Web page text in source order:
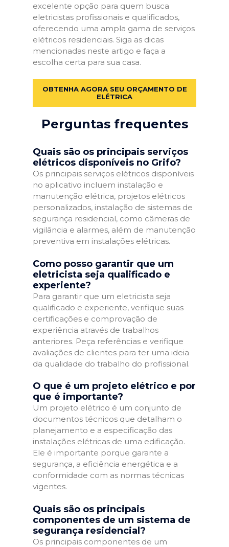
excelente opção para quem busca
eletricistas profissionais e qualificados,
oferecendo uma ampla gama de serviços
elétricos residenciais. Siga as dicas
mencionadas neste artigo e faça a
escolha certa para sua casa.
OBTENHA AGORA SEU ORÇAMENTO DE
ELÉTRICA
Perguntas frequentes
Quais são os principais serviços
elétricos disponíveis no Grifo?
Os principais serviços elétricos disponíveis
no aplicativo incluem instalação e
manutenção elétrica, projetos elétricos
personalizados, instalação de sistemas de
segurança residencial, como câmeras de
vigilância e alarmes, além de manutenção
preventiva em instalações elétricas.
Como posso garantir que um
eletricista seja qualificado e
experiente?
Para garantir que um eletricista seja
qualificado e experiente, verifique suas
certificações e comprovação de
experiência através de trabalhos
anteriores. Peça referências e verifique
avaliações de clientes para ter uma ideia
da qualidade do trabalho do profissional.
O que é um projeto elétrico e por
que é importante?
Um projeto elétrico é um conjunto de
documentos técnicos que detalham o
planejamento e a especificação das
instalações elétricas de uma edificação.
Ele é importante porque garante a
segurança, a eficiência energética e a
conformidade com as normas técnicas
vigentes.
Quais são os principais
componentes de um sistema de
segurança residencial?
Os principais componentes de um